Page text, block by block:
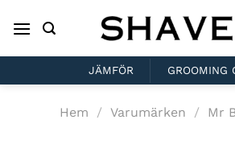
JÄMFÖR GROOMING
Hem / Varumärken / Mr